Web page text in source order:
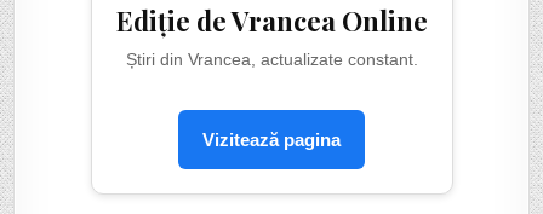
Ediție de Vrancea Online
Știri din Vrancea, actualizate constant.
Vizitează pagina